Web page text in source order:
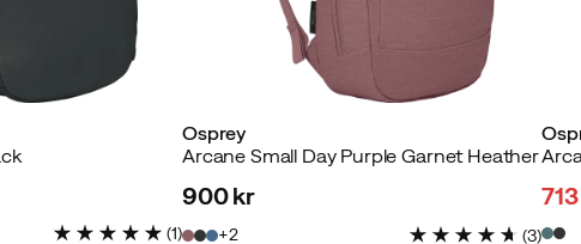
(1)
Osprey
Arcane Small Day Purple Garnet Heather
900 kr
2 (3)